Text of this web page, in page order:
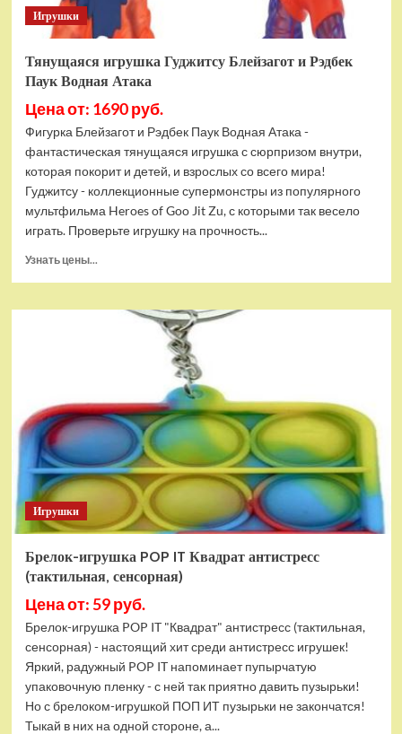
Игрушки
Тянущаяся игрушка Гуджитсу Блейзагот и Рэдбек
Паук Водная Атака
Цена от: 1690 руб.
Фигурка Блейзагот и Рэдбек Паук Водная Атака -
фантастическая тянущаяся игрушка с сюрпризом внутри,
которая покорит и детей, и взрослых со всего мира!
Гуджитсу - коллекционные супермонстры из популярного
мультфильма Heroes of Goo Jit Zu, с которыми так весело
играть. Проверьте игрушку на прочность...
Узнать цены...
Тянущаяся
Паук
Водная
Игрушки
Брелок-игрушка POP IT Квадрат антистресс
(тактильная, сенсорная)
Цена от: 59 руб.
Брелок-игрушка POP IT "Квадрат" антистресс (тактильная,
сенсорная) - настоящий хит среди антистресс игрушек!
Яркий, радужный POP IT напоминает пупырчатую
упаковочную пленку - с ней так приятно давить пузырьки!
Но с брелоком-игрушкой ПОП ИТ пузырьки не закончатся!
Тыкай в них на одной стороне, а...